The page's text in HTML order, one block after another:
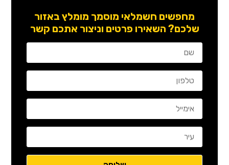
מחפשים חשמלאי מוסמך מומלץ באזור
שלכם? השאירו פרטים וניצור אתכם קשר